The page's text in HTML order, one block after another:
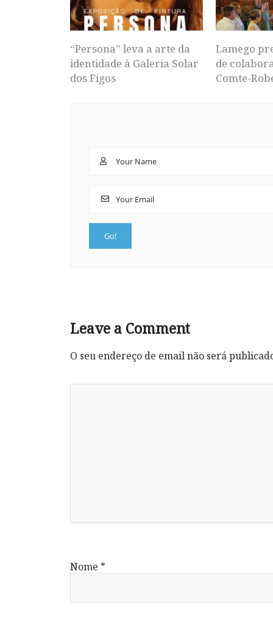
“Persona” leva a arte da
identidade à Galeria Solar
dos Figos
Lamego
de
Comte-
Leave a Comment
O seu endereço de email não será
Nome *